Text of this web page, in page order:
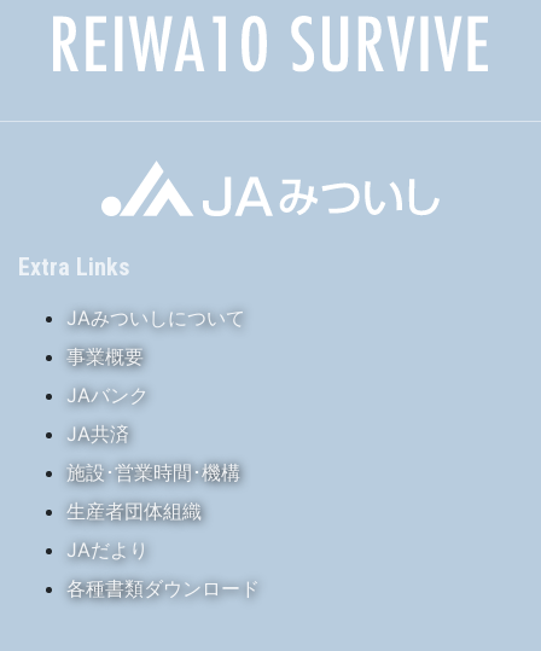
Extra Links
JAみついしについて
事業概要
JAバンク
JA共済
施設･営業時間･機構
生産者団体組織
JAだより
各種書類ダウンロード